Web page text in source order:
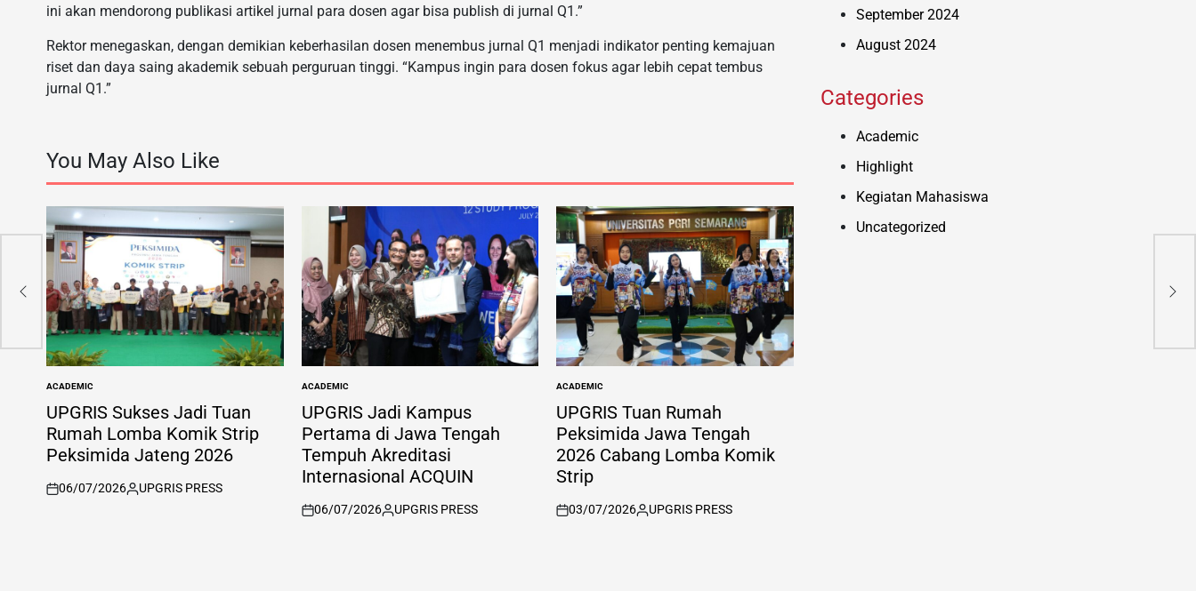
ini akan mendorong publikasi artikel jurnal para dosen agar bisa publish di jurnal Q1.”
Rektor menegaskan, dengan demikian keberhasilan dosen menembus jurnal Q1 menjadi indikator penting kemajuan
riset dan daya saing akademik sebuah perguruan tinggi. “Kampus ingin para dosen fokus agar lebih cepat tembus
jurnal Q1.”
You May Also Like
POSTED
IN
ACADEMIC
UPGRIS Sukses Jadi Tuan
Rumah Lomba Komik Strip
Peksimida Jateng 2026
on
06/07/2026
Posted
UPGRIS PRESS
POSTED
IN
ACADEMIC
UPGRIS Jadi Kampus
Pertama di Jawa Tengah
Tempuh Akreditasi
Internasional ACQUIN
on
06/07/2026
Posted
UPGRIS PRESS
POSTED
IN
ACADEMIC
UPGRIS Tuan Rumah
Peksimida Jawa Tengah
2026 Cabang Lomba Komik
Strip
on
03/07/2026
Posted
UPGRIS PRESS
September 2024
August 2024
Categories
Academic
Highlight
Kegiatan Mahasiswa
Uncategorized